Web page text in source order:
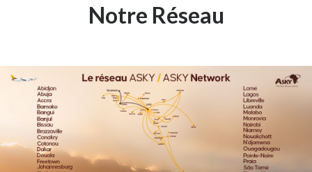
Notre Réseau